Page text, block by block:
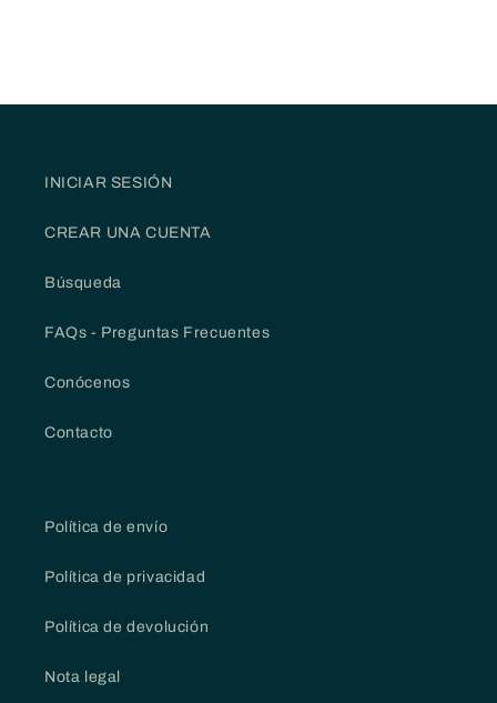
INICIAR SESIÓN
CREAR UNA CUENTA
Búsqueda
FAQs - Preguntas Frecuentes
Conócenos
Contacto
Política de envío
Política de privacidad
Política de devolución
Nota legal